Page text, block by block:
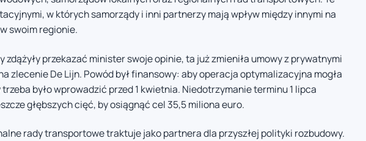
w których samorządy i inni partnerzy mają wpływ między innymi na
swoim regionie.
zdążyły przekazać minister swoje opinie, ta już zmieniła umowy z prywatnymi
zlecenie De Lijn. Powód był finansowy: aby operacja optymalizacyjna mogła
było wprowadzić przed 1 kwietnia. Niedotrzymanie terminu 1 lipca
głębszych cięć, by osiągnąć cel 35,5 miliona euro.
rady transportowe traktuje jako partnera dla przyszłej polityki rozbudowy.